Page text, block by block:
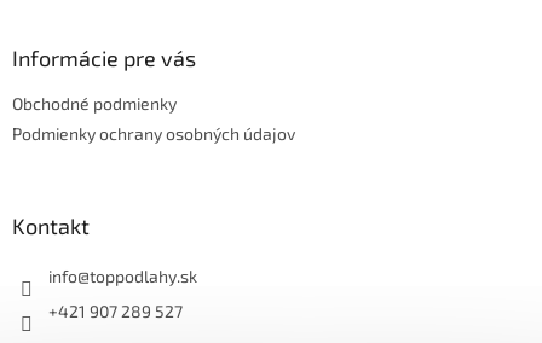
Informácie pre vás
Obchodné podmienky
Podmienky ochrany osobných údajov
Kontakt
info@toppodlahy.sk
+421 907 289 527